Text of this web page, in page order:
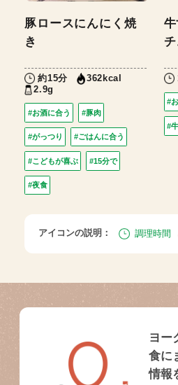
豚ロースにんにく焼
き
約15分
362kcal
2.9g
#お酒に合う #豚肉
#がっつり #ごはんに合う
#こどもが喜ぶ #15分で
#夜食
#
#
アイコンの説明： 調理時間
ヨー
食に
情報